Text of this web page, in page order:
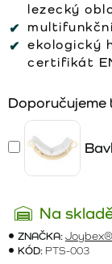
lezecký
ekologický
certifikát
Na
ZNAČKA:Joybex®
KÓD: PTS-003
Doporučujeme